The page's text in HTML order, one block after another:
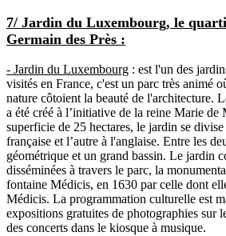
7/ Jardin du Luxembourg, le
Germain des Près :
- Jardin du Luxembourg : est l'un des
visités en France, c'est un parc très animé
nature côtoient la beauté de l'architecture.
a été créé à l’initiative de la reine Marie de
superficie de 25 hectares, le jardin se
française et l’autre à l'anglaise. Entre les
géométrique et un grand bassin. Le jardin
disséminées à travers le parc, la
fontaine Médicis, en 1630 par celle dont
Médicis. La programmation culturelle est
expositions gratuites de photographies sur
des concerts dans le kiosque à musique.